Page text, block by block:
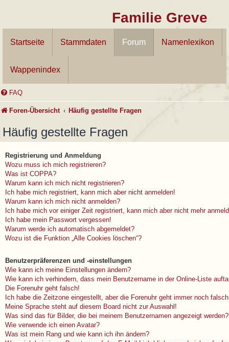
Familie Greve
Startseite Stammdaten Forum Namenlexikon
Wappenindex
FAQ
Foren-Übersicht Häufig gestellte Fragen
Häufig gestellte Fragen
Registrierung und Anmeldung
Wozu muss ich mich registrieren?
Was ist COPPA?
Warum kann ich mich nicht registrieren?
Ich habe mich registriert, kann mich aber nicht anmelden!
Warum kann ich mich nicht anmelden?
Ich habe mich vor einiger Zeit registriert, kann mich aber nicht mehr
Ich habe mein Passwort vergessen!
Warum werde ich automatisch abgemeldet?
Wozu ist die Funktion „Alle Cookies löschen“?
Benutzerpräferenzen und -einstellungen
Wie kann ich meine Einstellungen ändern?
Wie kann ich verhindern, dass mein Benutzername in der Online-Liste
Die Forenuhr geht falsch!
Ich habe die Zeitzone eingestellt, aber die Forenuhr geht immer noch
Meine Sprache steht auf diesem Board nicht zur Auswahl!
Was sind das für Bilder, die bei meinem Benutzernamen angezeigt werden?
Wie verwende ich einen Avatar?
Was ist mein Rang und wie kann ich ihn ändern?